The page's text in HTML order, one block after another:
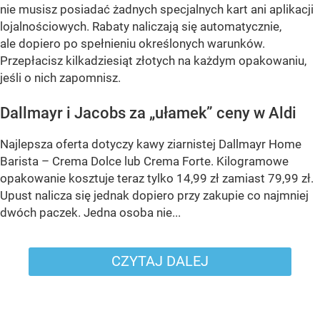
nie musisz posiadać żadnych specjalnych kart ani aplikacji
lojalnościowych. Rabaty naliczają się automatycznie,
ale dopiero po spełnieniu określonych warunków.
Przepłacisz kilkadziesiąt złotych na każdym opakowaniu,
jeśli o nich zapomnisz.
Dallmayr i Jacobs za „ułamek” ceny w Aldi
Najlepsza oferta dotyczy kawy ziarnistej Dallmayr Home
Barista – Crema Dolce lub Crema Forte. Kilogramowe
opakowanie kosztuje teraz tylko 14,99 zł zamiast 79,99 zł.
Upust nalicza się jednak dopiero przy zakupie co najmniej
dwóch paczek. Jedna osoba nie...
CZYTAJ DALEJ